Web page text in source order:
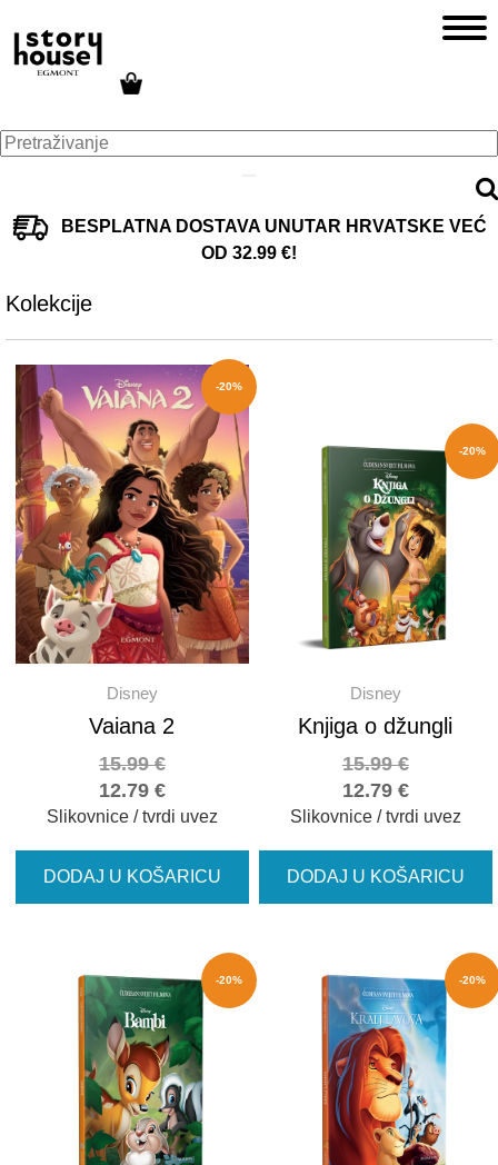
BESPLATNA DOSTAVA UNUTAR HRVATSKE VEĆ
OD 32.99 €!
Kolekcije
-20%
Disney
Vaiana 2
12.79 €
15.99€
Slikovnice / tvrdi uvez
DODAJ U KOŠARICU
-20%
Disney
Knjiga o džungli
12.79 €
15.99€
Slikovnice / tvrdi uvez
DODAJ U KOŠARICU
-20% -20%